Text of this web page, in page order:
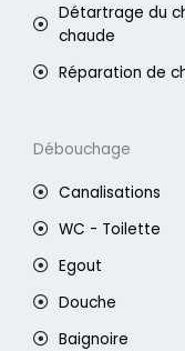
Détartrage du
chaude
Réparation de
Débouchage
Canalisations
WC - Toilette
Egout
Douche
Baignoire